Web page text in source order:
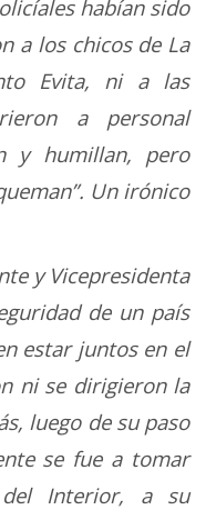
habían sido
a los chicos de La
Evita, ni a las
a personal
y humillan, pero
Un irónico
y Vicepresidenta
de un país
estar juntos en el
ni se dirigieron la
luego de su paso
se fue a tomar
Interior, a su